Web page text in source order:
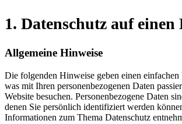
1. Datenschutz auf
Allgemeine Hinweise
Die folgenden Hinweise geben einen
was mit Ihren personenbezogenen Daten
Website besuchen. Personenbezogene Daten
denen Sie persönlich identifiziert werden
Informationen zum Thema Datenschutz